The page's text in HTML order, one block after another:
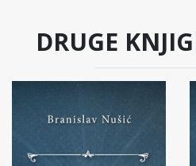
DRUGE